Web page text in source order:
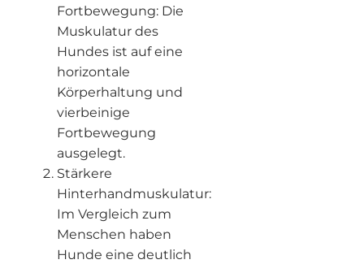
Fortbewegung: Die
Muskulatur des
Hundes ist auf eine
horizontale
Körperhaltung und
vierbeinige
Fortbewegung
ausgelegt.
Stärkere
Hinterhandmuskulatur:
Im Vergleich zum
Menschen haben
Hunde eine deutlich